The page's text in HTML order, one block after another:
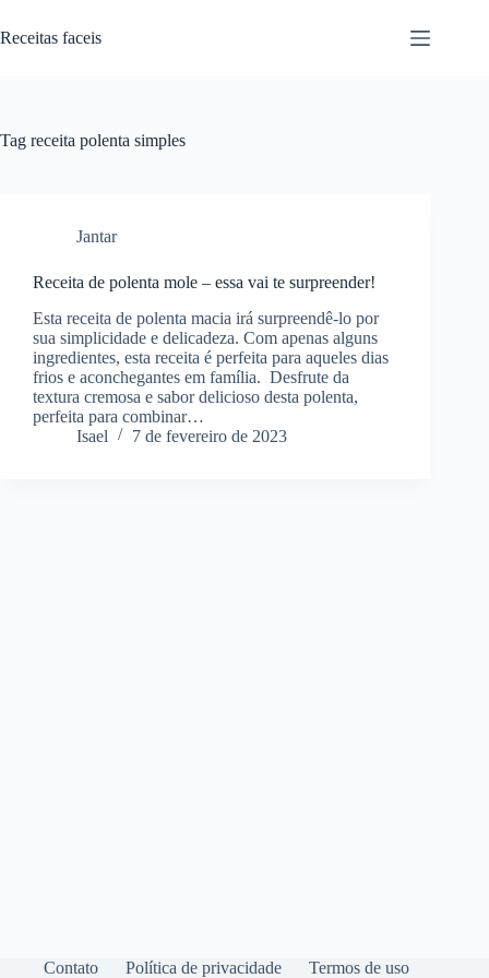
para
o
Receitas faceis
Tag receita polenta simples
Jantar
Receita de polenta mole – essa vai te surpreender!
Esta receita de polenta macia irá surpreendê-lo por
sua simplicidade e delicadeza. Com apenas alguns
ingredientes, esta receita é perfeita para aqueles dias
frios e aconchegantes em família. Desfrute da
textura cremosa e sabor delicioso desta polenta,
perfeita para combinar…
Isael
7 de fevereiro de 2023
Contato Política de privacidade Termos de uso